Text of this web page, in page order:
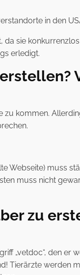
in den
sie
erledigt.
zu kommen.
Webseite) muss
muss nicht
zu
„vetdoc“, den er
Tierärzte werden